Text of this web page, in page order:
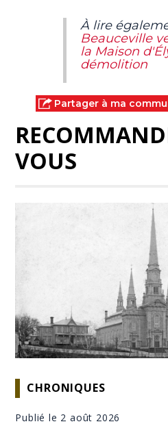
À lire
Beauceville
la Maison
démolition
Partager à ma
VOUS
CHRONIQUES
Publié le 2 août 2026